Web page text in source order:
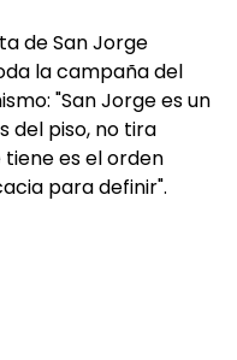
de San Jorge
la campaña del
"San Jorge es un
del piso, no tira
tiene es el orden
para definir".